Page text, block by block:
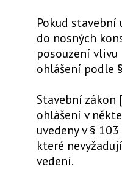
Pokud stavební
do nosných
posouzení
ohlášení podle
Stavební zákon
ohlášení v
uvedeny v §
které
vedení.